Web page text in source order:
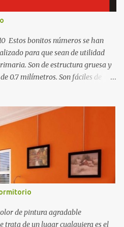
Estos bonitos números se han
para que sean de utilidad
Son de estructura gruesa y
0.7 milímetros. Son fáciles de
de los niños, entre
de pintura agradable
de un lugar cualquiera es el